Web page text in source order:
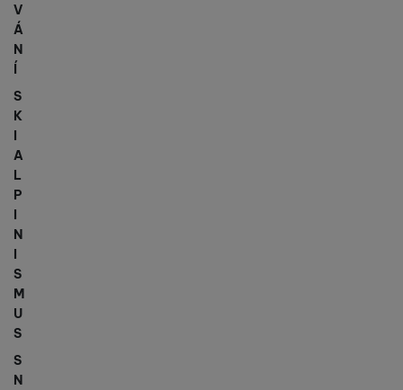
V
Á
N
Í
S
K
I
A
L
P
I
N
I
S
M
U
S
S
N